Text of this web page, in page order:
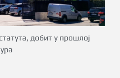
добит у прошлој